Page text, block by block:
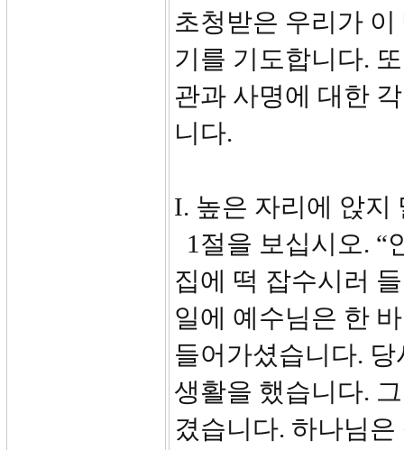
초청받은 우리가
기를 기도합니다.
관과 사명에 대한
니다.
I. 높은 자리에 앉지
1절을 보십시오. “
집에 떡 잡수시러
일에 예수님은 한
들어가셨습니다.
생활을 했습니다.
겼습니다. 하나님